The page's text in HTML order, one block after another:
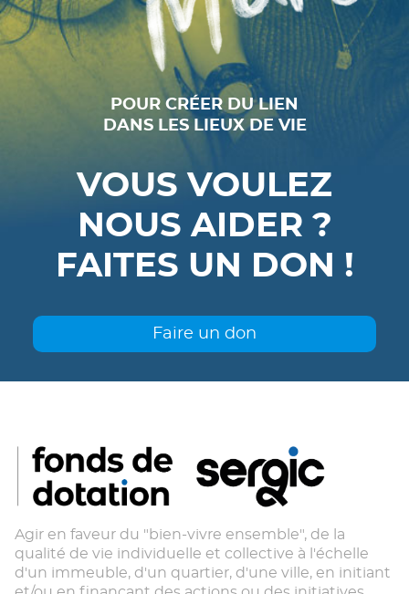
POUR CRÉER DU LIEN
DANS LES LIEUX DE VIE
VOUS VOULEZ
NOUS AIDER ?
FAITES UN DON !
Faire un don
Agir en faveur du "bien-vivre ensemble", de la
qualité de vie individuelle et collective à l'échelle
d'un immeuble, d'un quartier, d'une ville, en initiant